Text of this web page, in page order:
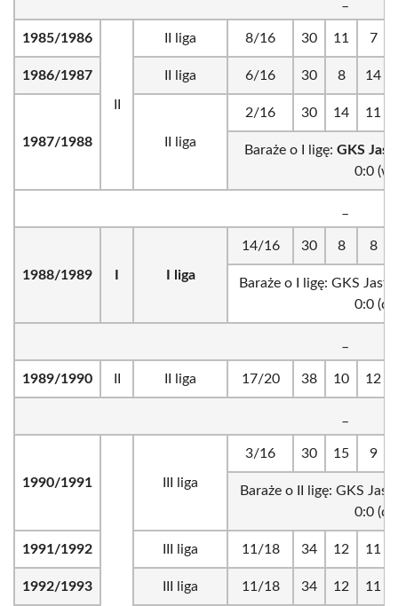
1985/1986 II liga 8/16 30 11 7
1986/1987 II liga 6/16 30 8 14
1987/1988 II liga
2/16 30 14 11
Baraże o I ligę: GKS
0:0
1988/1989 I liga
14/16 30 8 8
Baraże o I ligę: GKS
0:0 (d)
1989/1990 II liga 17/20 38 10 12
1990/1991 III liga
3/16 30 15 9
Baraże o II ligę: GKS
0:0 (d)
1991/1992 III liga 11/18 34 12 11
1992/1993 III liga 11/18 34 12 11